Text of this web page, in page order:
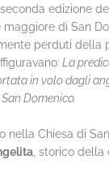
seconda edizione
maggiore di San
perduti della
: La
in volo dagli
Domenico.
nella Chiesa di
, storico